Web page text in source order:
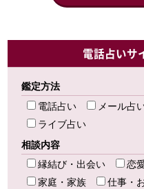
電話占いサ
鑑定方法
電話占い
メール占
ライブ占い
相談内容
縁結び・出会い
恋
家庭・家族
仕事・